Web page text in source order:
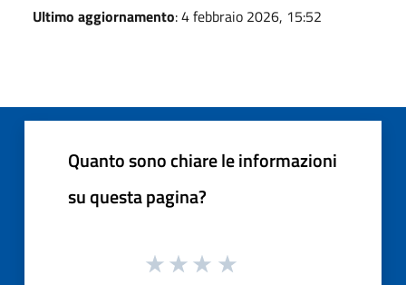
Ultimo aggiornamento: 4 febbraio 2026, 15:52
Quanto sono chiare le informazioni
su questa pagina?